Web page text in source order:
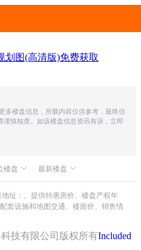
划图(高清版)免费获取
多楼盘信息，所载内容仅供参考，最终信
慎核查。如该楼盘信息资讯有误，立即
楼盘 最新楼盘
理想城
世茂同人山庄融创金成杭源里
首开杭州金茂府
址：。提供特惠房价、楼盘产权年
套设施和地图交通、楼面价、销售情
技有限公司版权所有Included